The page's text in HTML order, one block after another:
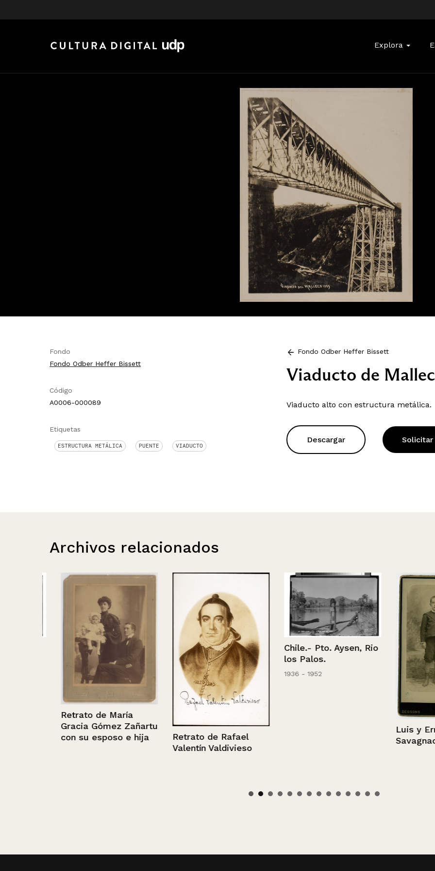
Explora
Fondo
Fondo Odber Heffer Bissett
Código
A0006-000089
Etiquetas
ESTRUCTURA METÁLICA PUENTE VIADUCTO
Fondo Odber Heffer Bissett
Viaducto de
Viaducto alto con estructura metálica.
Descargar Solicitar
Archivos relacionados
Retrato de María
Gracia Gómez Zañartu
con su esposo e hija
Retrato de Rafael
Valentín Valdivieso
Chile.- Pto. Aysen, Rio
los Palos.
1936 - 1952
Luis y
Savagnac